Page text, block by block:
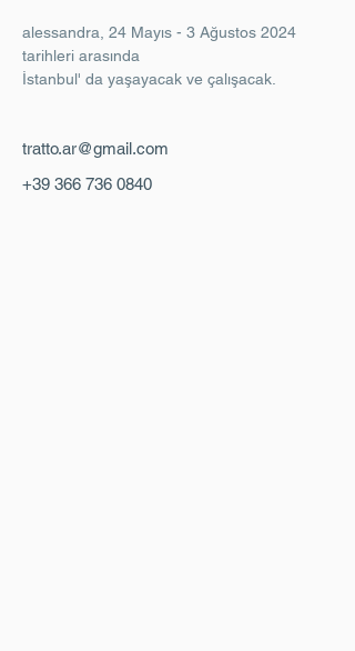
alessandra, 24 Mayıs - 3 Ağustos 2024
tarihleri arasında
İstanbul' da yaşayacak ve çalışacak.
tratto.ar@gmail.com
+39 366 736 0840